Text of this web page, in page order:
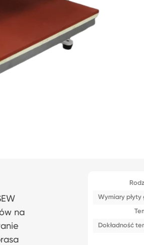
na
Wymiary płyty
Dokładność